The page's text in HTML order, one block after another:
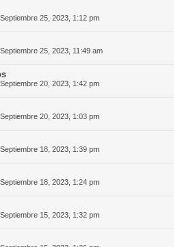
Septiembre 25, 2023, 1:12 pm
Septiembre 25, 2023, 11:49 am
Septiembre 20, 2023, 1:42 pm
Septiembre 20, 2023, 1:03 pm
Septiembre 18, 2023, 1:39 pm
Septiembre 18, 2023, 1:24 pm
Septiembre 15, 2023, 1:32 pm